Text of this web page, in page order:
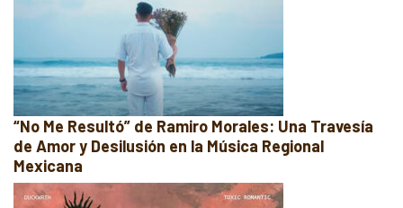
“No Me Resultó” de Ramiro Morales: Una Travesía
de Amor y Desilusión en la Música Regional
Mexicana